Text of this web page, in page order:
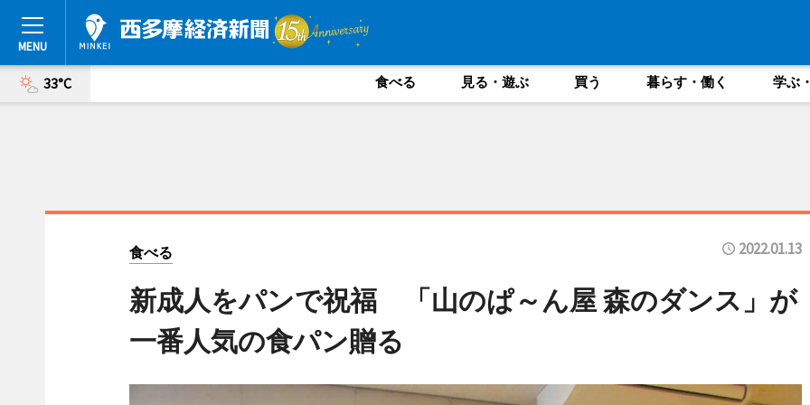
33°C 食べる 見る・遊ぶ 買う 暮らす・働く 学ぶ
食べる 2022.01.13
新成人をパンで祝福 「山のぱ～ん屋 森のダンス」が
一番人気の食パン贈る